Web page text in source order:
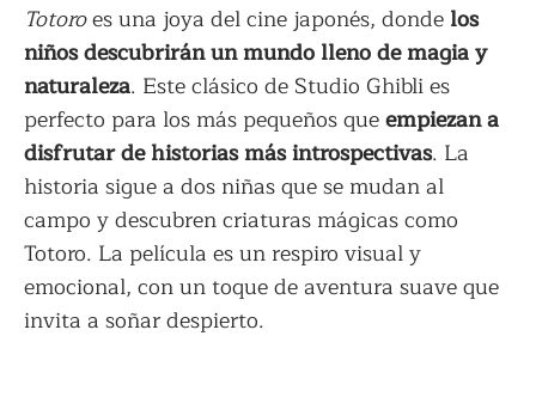
Totoroes una joya del cine japonés, donde los
niños descubrirán un mundo lleno de magia y
naturaleza. Este clásico de Studio Ghibli es
perfecto para los más pequeños queempiezan a
disfrutar de historias más introspectivas. La
historia sigue a dos niñas que se mudan al
campo y descubren criaturas mágicas como
Totoro. La película es un respiro visual y
emocional, con un toque de aventura suave que
invita a soñar despierto.